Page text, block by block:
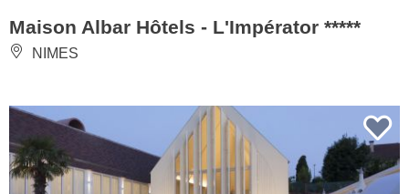
Maison Albar Hôtels - L'Impérator *****
NIMES